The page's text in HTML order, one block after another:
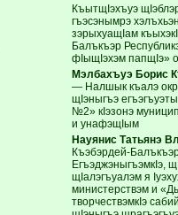
КъытщIэхъуэ
гъэсэнымрэ
зэрыхуащIам
Балъкъэр
фIыщIэхэм папщIэ»
Мэлбахъуэ Борис
— Налшык къалэ
щIэныгъэ
№2» кIэзонэ
и унафэщIым
Науянис Татьянэ
Къэбэрдей-
ЕгъэджэныгъэмкIэ,
щIалэгъуалэм я
министерствэм и
творчествэмкIэ